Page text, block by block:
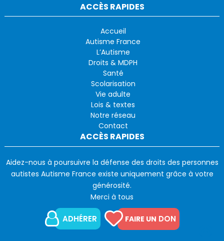
ACCÈS RAPIDES
Accueil
Autisme France
L’Autisme
Droits & MDPH
Santé
Scolarisation
Vie adulte
Lois & textes
Notre réseau
Contact
ACCÈS RAPIDES
Aidez-nous à poursuivre la défense des droits des personnes
autistes Autisme France existe uniquement grâce à votre
générosité.
Merci à tous
ADHÉRER FAIRE UN DON